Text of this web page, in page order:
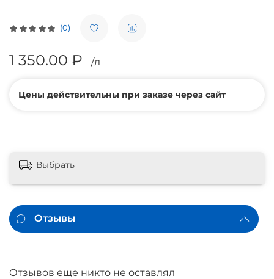
(0)
1 350.00 ₽ /л
Цены действительны при заказе через сайт
Выбрать
Отзывы
Отзывов еще никто не оставлял